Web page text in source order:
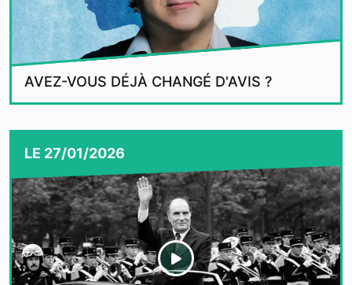
AVEZ-VOUS DÉJÀ CHANGÉ D'AVIS ?
LE 27/01/2026